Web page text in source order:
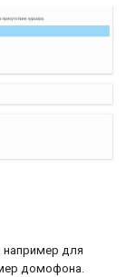
для
домофона.